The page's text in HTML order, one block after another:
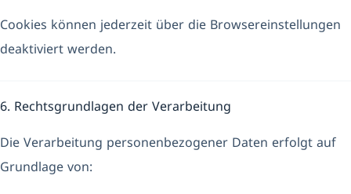
Cookies können jederzeit über die Browsereinstellungen
deaktiviert werden.
6. Rechtsgrundlagen der Verarbeitung
Die Verarbeitung personenbezogener Daten erfolgt auf
Grundlage von: